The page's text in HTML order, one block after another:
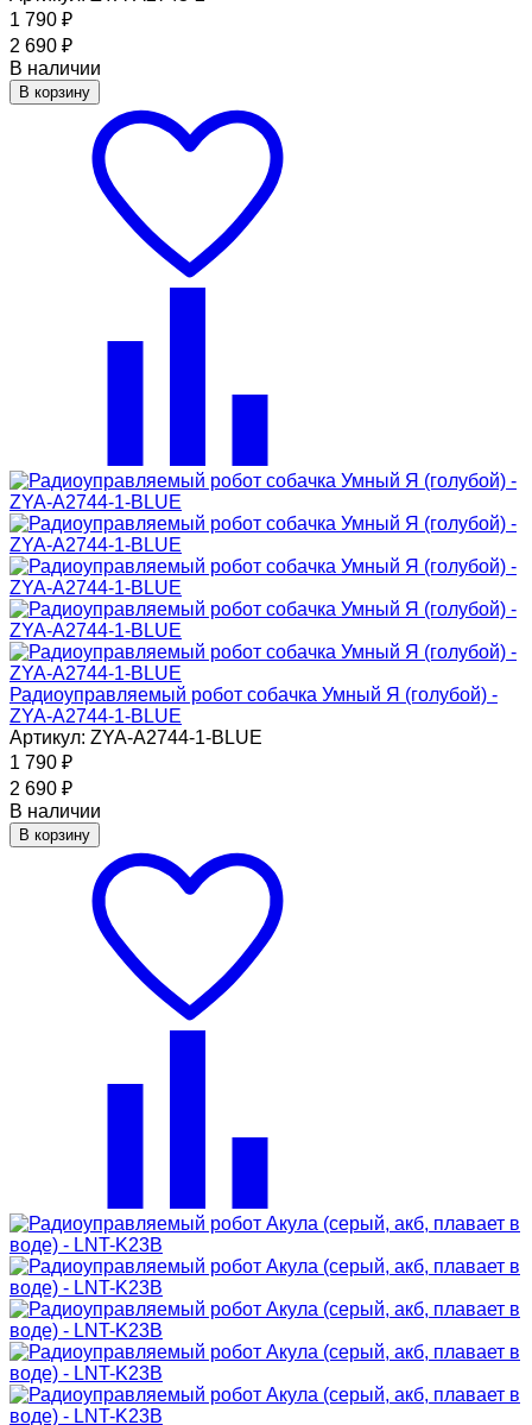
1 790 ₽
2 690 ₽
В наличии
В корзину
Радиоуправляемый робот собачка Умный Я (голубой) -
ZYA-A2744-1-BLUE
Артикул: ZYA-A2744-1-BLUE
1 790 ₽
2 690 ₽
В наличии
В корзину